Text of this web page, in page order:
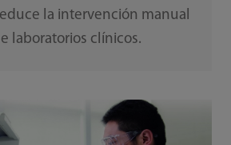
la intervención manual
laboratorios clínicos.